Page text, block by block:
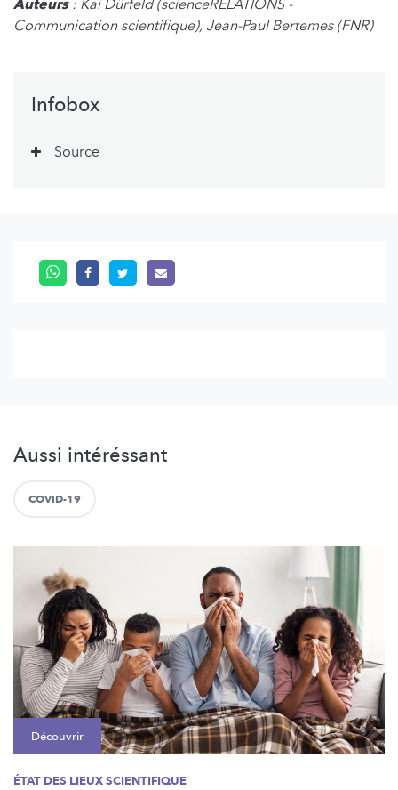
Auteurs: Kai Dürfeld (scienceRELATIONS -
Communication scientifique), Jean-Paul Bertemes (FNR)
Infobox
Source
Aussi intéréssant
COVID-19
Découvrir
ÉTAT DES LIEUX SCIENTIFIQUE